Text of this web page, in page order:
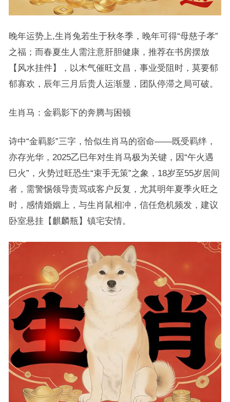
晚年运势上,生肖兔若生于秋冬季，晚年可得“母慈子孝”
之福；而春夏生人需注意肝胆健康，推荐在书房摆放
【风水挂件】，以木气催旺文昌，事业受阻时，莫要郁
郁寡欢，辰年三月后贵人运渐显，团队停滞之局可破。
生肖马：金羁影下的奔腾与困顿
诗中“金羁影”三字，恰似生肖马的宿命——既受羁绊，
亦存光华，2025乙巳年对生肖马极为关键，因“午火遇
巳火”，火势过旺恐生“束手无策”之象，18岁至55岁居间
者，需警惕领导责骂或客户反复，尤其明年夏季火旺之
时，感情婚姻上，与生肖鼠相冲，信任危机频发，建议
卧室悬挂【麒麟瓶】镇宅安情。